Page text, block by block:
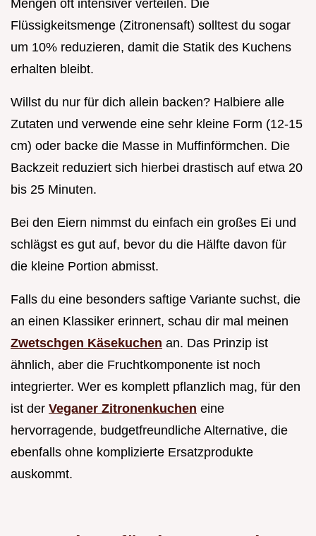
Mengen oft intensiver verteilen. Die
Flüssigkeitsmenge (Zitronensaft) solltest du sogar
um 10% reduzieren, damit die Statik des Kuchens
erhalten bleibt.
Willst du nur für dich allein backen? Halbiere alle
Zutaten und verwende eine sehr kleine Form (12-15
cm) oder backe die Masse in Muffinförmchen. Die
Backzeit reduziert sich hierbei drastisch auf etwa 20
bis 25 Minuten.
Bei den Eiern nimmst du einfach ein großes Ei und
schlägst es gut auf, bevor du die Hälfte davon für
die kleine Portion abmisst.
Falls du eine besonders saftige Variante suchst, die
an einen Klassiker erinnert, schau dir mal meinen
Zwetschgen Käsekuchen an. Das Prinzip ist
ähnlich, aber die Fruchtkomponente ist noch
integrierter. Wer es komplett pflanzlich mag, für den
ist der Veganer Zitronenkuchen eine
hervorragende, budgetfreundliche Alternative, die
ebenfalls ohne komplizierte Ersatzprodukte
auskommt.